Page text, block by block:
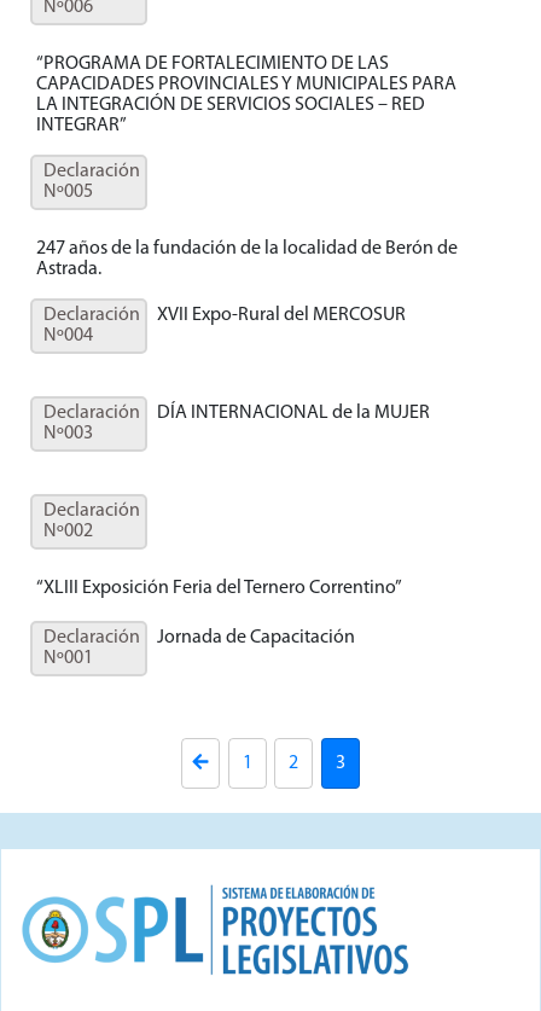
Nº006
“PROGRAMA DE FORTALECIMIENTO DE LAS
CAPACIDADES PROVINCIALES Y MUNICIPALES PARA
LA INTEGRACIÓN DE SERVICIOS SOCIALES – RED
INTEGRAR”
Declaración
Nº005
247 años de la fundación de la localidad de Berón de
Astrada.
Declaración
Nº004
XVII Expo-Rural del MERCOSUR
Declaración
Nº003
DÍA INTERNACIONAL de la MUJER
Declaración
Nº002
“XLIII Exposición Feria del Ternero Correntino”
Declaración
Nº001
Jornada de Capacitación
1 2 3